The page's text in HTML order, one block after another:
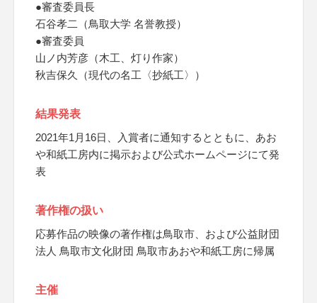
●審査委員長
石谷孝二（鳥取大学 名誉教授）
●審査委員
山ノ内芳彦（木工、灯り作家）
秋吉保久（現代の名工〈抄紙工〉）
結果発表
2021年1月16日、入賞者に通知するとともに、あお
や和紙工房内に掲示および公式ホームページにて発
表
著作権の扱い
応募作品の映像の著作権は鳥取市、および公益財団
法人 鳥取市文化財団 鳥取市あおや和紙工房に帰属
主催